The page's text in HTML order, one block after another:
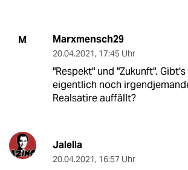
M Marxmensch29
20.04.2021, 17:45 Uhr
"Respekt" und "Zukunft".
eigentlich noch
Realsatire auffällt?
Jalella
20.04.2021, 16:57 Uhr